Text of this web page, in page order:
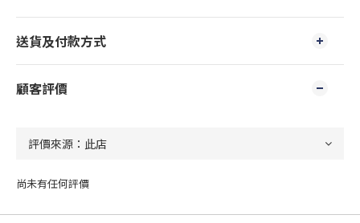
送貨及付款方式
顧客評價
尚未有任何評價